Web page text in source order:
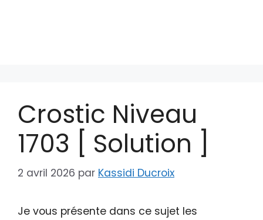
Crostic Niveau
1703 [ Solution ]
2 avril 2026 par Kassidi Ducroix
Je vous présente dans ce sujet les